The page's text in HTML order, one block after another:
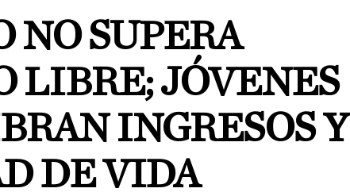
NO SUPERA
LIBRE; JÓVENES
INGRESOS Y
DE VIDA